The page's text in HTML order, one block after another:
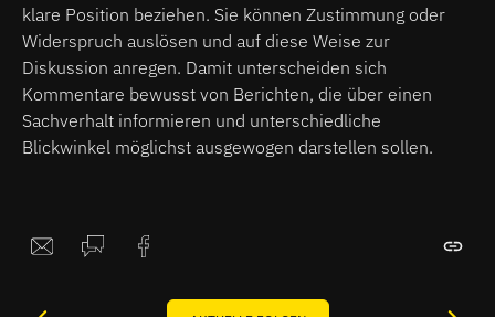
klare Position beziehen. Sie können Zustimmung oder
Widerspruch auslösen und auf diese Weise zur
Diskussion anregen. Damit unterscheiden sich
Kommentare bewusst von Berichten, die über einen
Sachverhalt informieren und unterschiedliche
Blickwinkel möglichst ausgewogen darstellen sollen.